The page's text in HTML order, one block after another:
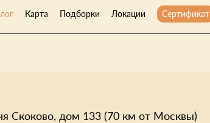
Карта Подборки Локации Сертификат
Скоково, дом 133 (70 км от Москвы)